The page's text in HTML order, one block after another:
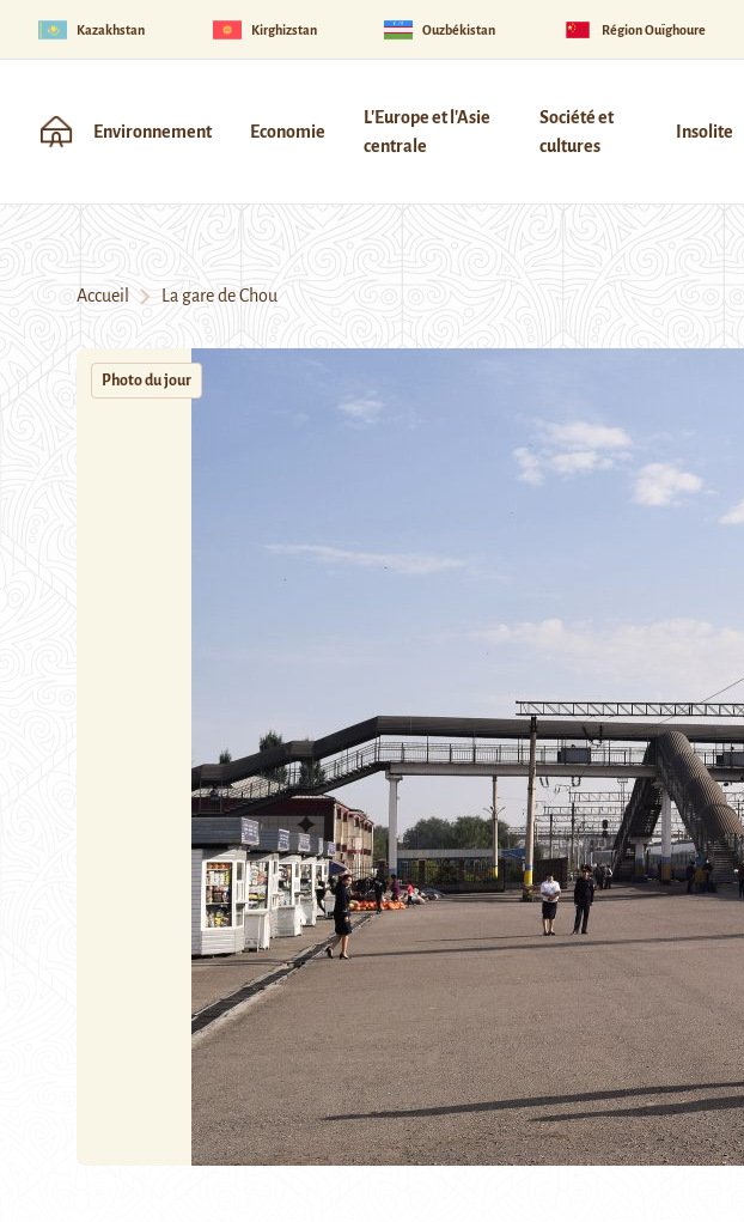
Kazakhstan Kirghizstan Ouzbékistan Région Ouïghoure
Environnement Economie
L'Europe et l'Asie
centrale
Société et
cultures
Insolite
Accueil La gare de Chou
Photo du jour